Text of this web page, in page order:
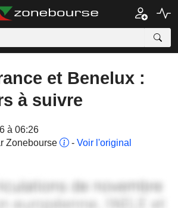
et Benelux :
à suivre
à 06:26
Zonebourse
- Voir l'original